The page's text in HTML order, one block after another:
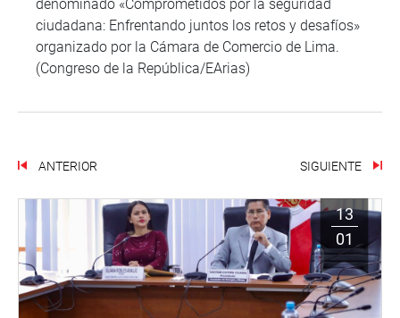
denominado «Comprometidos por la seguridad
ciudadana: Enfrentando juntos los retos y desafíos»
organizado por la Cámara de Comercio de Lima.
(Congreso de la República/EArias)
ANTERIOR SIGUIENTE
13
01